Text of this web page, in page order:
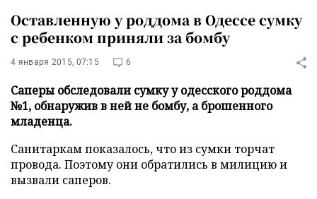
Оставленную у роддома в Одессе сумку
с ребенком приняли за бомбу
4 января 2015, 07:15 6
Саперы обследовали сумку у одесского роддома
№1, обнаружив в ней не бомбу, а брошенного
младенца.
Санитаркам показалось, что из сумки торчат
провода. Поэтому они обратились в милицию и
вызвали саперов.